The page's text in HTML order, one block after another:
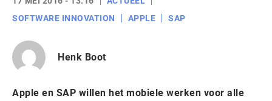
SOFTWARE INNOVATION
APPLE SAP
Henk Boot
Apple en SAP willen het mobiele werken voor alle